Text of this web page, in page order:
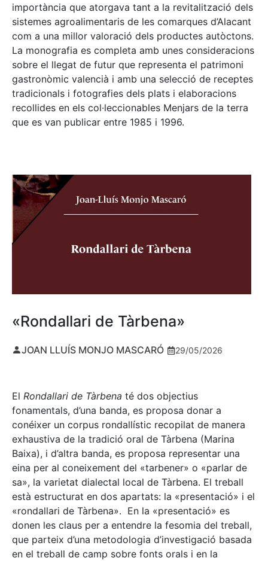
importància que atorgava tant a la revitalització dels
sistemes agroalimentaris de les comarques d’Alacant
com a una millor valoració dels productes autòctons.
La monografia es completa amb unes consideracions
sobre el llegat de futur que representa el patrimoni
gastronòmic valencià i amb una selecció de receptes
tradicionals i fotografies dels plats i elaboracions
recollides en els col·leccionables Menjars de la terra
que es van publicar entre 1985 i 1996.
«Rondallari de Tàrbena»
JOAN LLUÍS MONJO MASCARÓ 29/05/2026
El Rondallari de Tàrbena té dos objectius
fonamentals, d’una banda, es proposa donar a
conéixer un corpus rondallístic recopilat de manera
exhaustiva de la tradició oral de Tàrbena (Marina
Baixa), i d’altra banda, es proposa representar una
eina per al coneixement del «tarbener» o «parlar de
sa», la varietat dialectal local de Tàrbena. El treball
està estructurat en dos apartats: la «presentació» i el
«rondallari de Tàrbena». En la «presentació» es
donen les claus per a entendre la fesomia del treball,
que parteix d’una metodologia d’investigació basada
en el treball de camp sobre fonts orals i en la